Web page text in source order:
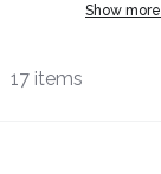
Show more
17 items